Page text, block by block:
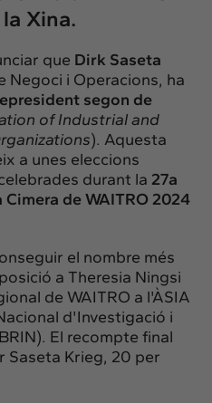
Xina.
que Dirk Saseta
Negoci i Operacions, ha
segon de
of Industrial and
). Aquesta
a unes eleccions
durant la 27a
de WAITRO 2024
el nombre més
a Theresia Ningsi
de WAITRO a l'ÀSIA
d'Investigació i
El recompte final
Saseta Krieg, 20 per